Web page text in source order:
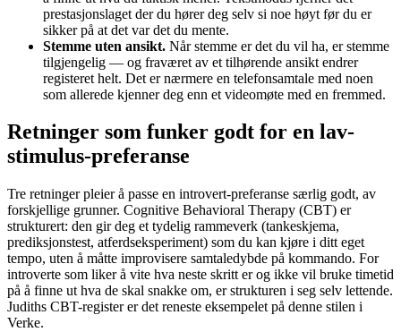
prestasjonslaget der du hører deg selv si noe høyt før du er
sikker på at det var det du mente.
Stemme uten ansikt. Når stemme er det du vil ha, er stemme
tilgjengelig — og fraværet av et tilhørende ansikt endrer
registeret helt. Det er nærmere en telefonsamtale med noen
som allerede kjenner deg enn et videomøte med en fremmed.
Retninger som funker godt for en lav-
stimulus-preferanse
Tre retninger pleier å passe en introvert-preferanse særlig godt, av
forskjellige grunner. Cognitive Behavioral Therapy (CBT) er
strukturert: den gir deg et tydelig rammeverk (tankeskjema,
prediksjonstest, atferdseksperiment) som du kan kjøre i ditt eget
tempo, uten å måtte improvisere samtaledybde på kommando. For
introverte som liker å vite hva neste skritt er og ikke vil bruke timetid
på å finne ut hva de skal snakke om, er strukturen i seg selv lettende.
Judiths CBT-register er det reneste eksempelet på denne stilen i
Verke.